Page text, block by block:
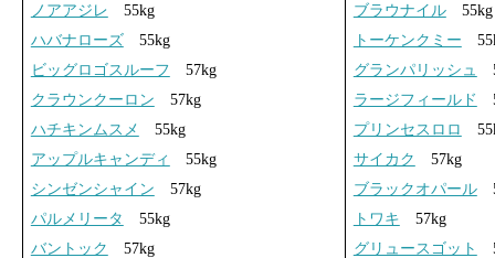
ノアアジレ 55kg
ハバナローズ55kg
ビッグロゴスルーフ 57kg
クラウンクーロン 57kg
ハチキンムスメ
55kg
アップルキャンディ
55kg
シンゼンシャイン 57kg
パルメリータ
55kg
バントック
57kg
ブラウナイル55kg
トーケンクミー
グランパリッシュ
ラージフィールド
プリンセスロロ
サイカク
57kg
ブラックオパール
トワキ 57kg
グリュースゴット